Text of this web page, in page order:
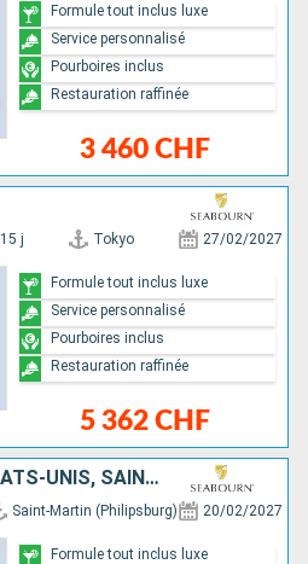
3 460 CHF
Formule tout inclus luxe
Service personnalisé
Pourboires inclus
Restauration raffinée
15 j Tokyo 27/02/2027
5 362 CHF
Formule tout inclus luxe
Service personnalisé
Pourboires inclus
Restauration raffinée
FRENCHMAN'S CAY, ÉTATS-UNIS, SAINT VINCENT-ET-LES-GRENADINES, GRENADE, BARBADE, SAINTE-LUCIE, ROYAUME-UNI, ANTIGUA-ET-BARBUDA, JOST VAN DYKE, SAINT-MARTIN
Saint-Martin (Philipsburg) 20/02/2027
Formule tout inclus luxe